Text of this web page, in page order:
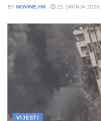
BY NOVINE.HR 23. SRPNJA 2026.
VIJESTI